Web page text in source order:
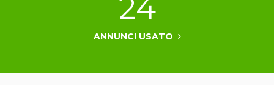
24
ANNUNCI USATO